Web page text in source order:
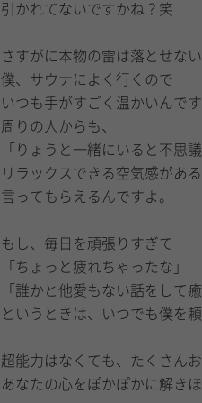
引かれてないですかね？笑
さすがに本物の雷は落とせない
僕、サウナによく行くので
いつも手がすごく温かいんです
周りの人からも、
「りょうと一緒にいると不思
リラックスできる空気感があ
言ってもらえるんですよ。
もし、毎日を頑張りすぎて
「ちょっと疲れちゃったな」
「誰かと他愛もない話をして
というときは、いつでも僕を
超能力はなくても、たくさん
あなたの心をぽかぽかに解き